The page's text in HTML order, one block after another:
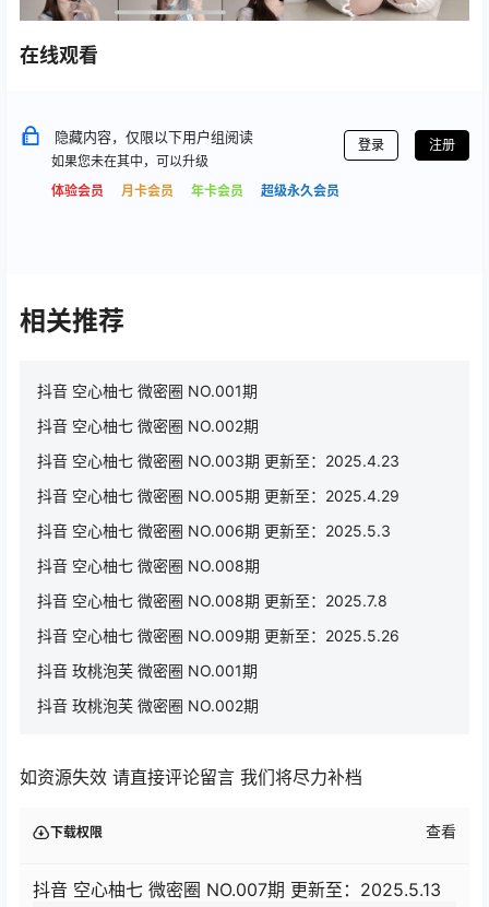
在线观看
隐藏内容，仅限以下用户组阅读
如果您未在其中，可以升级
体验会员
月卡会员 年卡会员 超级永久会员
登录 注册
相关推荐
抖音 空心柚七 微密圈 NO.001期
抖音 空心柚七 微密圈 NO.002期
抖音 空心柚七 微密圈 NO.003期 更新至：2025.4.23
抖音 空心柚七 微密圈 NO.005期 更新至：2025.4.29
抖音 空心柚七 微密圈 NO.006期 更新至：2025.5.3
抖音 空心柚七 微密圈 NO.008期
抖音 空心柚七 微密圈 NO.008期 更新至：2025.7.8
抖音 空心柚七 微密圈 NO.009期 更新至：2025.5.26
抖音 玫桃泡芙 微密圈 NO.001期
抖音 玫桃泡芙 微密圈 NO.002期
如资源失效 请直接评论留言 我们将尽力补档
下载权限 查看
抖音 空心柚七 微密圈 NO.007期 更新至：2025.5.13